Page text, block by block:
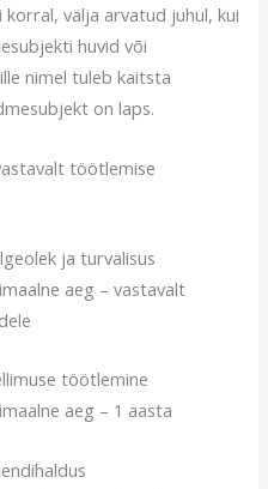
välja arvatud juhul, kui
huvid või
nimel tuleb kaitsta
on laps.
töötlemise
ja turvalisus
aeg – vastavalt
töötlemine
aeg – 1 aasta